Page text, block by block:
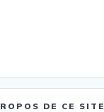
DE CE SITE